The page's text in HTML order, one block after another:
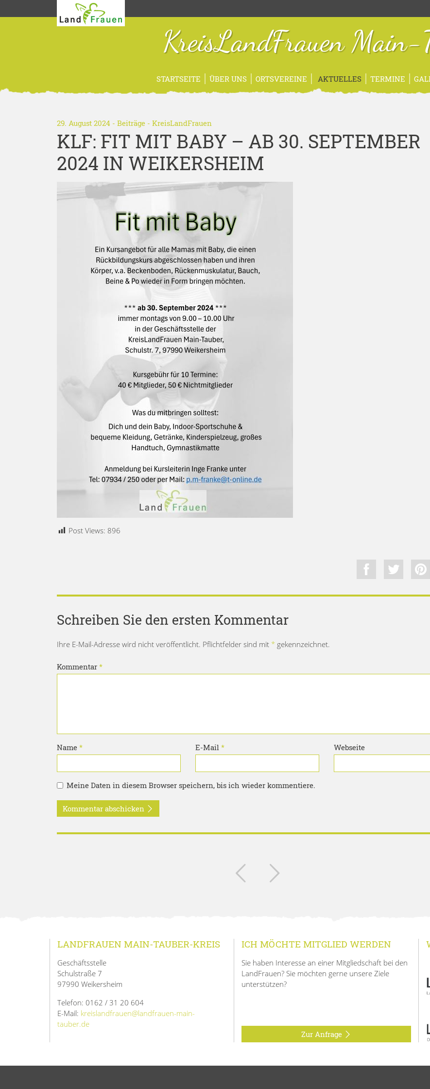
KreisLandFrauen Main-
STARTSEITE ÜBER UNS ORTSVEREINE AKTUELLES TERMINE
29. August 2024 - Beiträge - KreisLandFrauen
KLF: FIT MIT BABY – AB 30. SEPTEMBER
2024 IN WEIKERSHEIM
Post Views: 896
Schreiben Sie den ersten Kommentar
Ihre E-Mail-Adresse wird nicht veröffentlicht. Pflichtfelder sind mit * gekennzeichnet.
Kommentar *
Name * E-Mail * Webseite
Meine Daten in diesem Browser speichern, bis ich wieder kommentiere.
Kommentar abschicken
LANDFRAUEN MAIN-TAUBER-KREIS
Geschäftsstelle
Schulstraße 7
97990 Weikersheim
Telefon: 0162 / 31 20 604
E-Mail: kreislandfrauen@landfrauen-main-
tauber.de
ICH MÖCHTE MITGLIED WERDEN
Sie haben Interesse an einer Mitgliedschaft bei den
LandFrauen? Sie möchten gerne unsere Ziele
unterstützen?
Zur Anfrage